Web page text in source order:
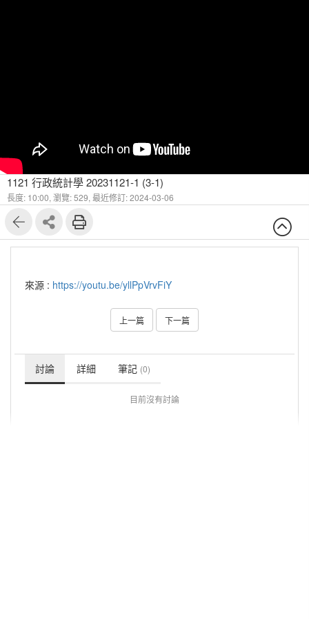
1121 行政統計學 20231121-1 (3-1)
長度: 10:00, 瀏覽: 529, 最近修訂: 2024-03-06
來源 : https://youtu.be/yllPpVrvFiY
上一篇 下一篇
討論 詳細 筆記 (0)
目前沒有討論